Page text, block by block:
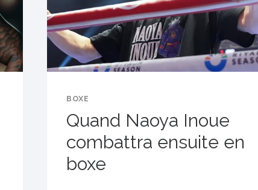
BOXE
Quand Naoya Inoue
combattra ensuite en
boxe